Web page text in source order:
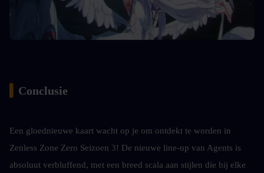
Conclusie
Een gloednieuwe kaart wacht op je om ontdekt te worden in
Zenless Zone Zero Seizoen 3! De nieuwe line-up van Agents is
absoluut verbluffend, met een breed scala aan stijlen die bij elke